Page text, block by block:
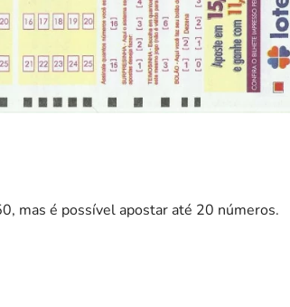
mas é possível apostar até 20 números.